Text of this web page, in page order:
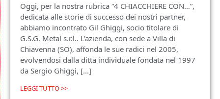
Oggi, per la nostra rubrica “4 CHIACCHIERE CON…”,
dedicata alle storie di successo dei nostri partner,
abbiamo incontrato Gil Ghiggi, socio titolare di
G.S.G. Metal s.r.l.. L’azienda, con sede a Villa di
Chiavenna (SO), affonda le sue radici nel 2005,
evolvendosi dalla ditta individuale fondata nel 1997
da Sergio Ghiggi, [...]
LEGGI TUTTO >>